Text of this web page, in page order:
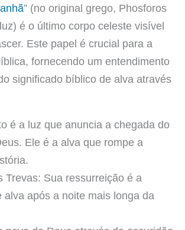
” (no original grego, Phosforos
é o último corpo celeste visível
Este papel é crucial para a
fornecendo um entendimento
significado bíblico de alva através
é a luz que anuncia a chegada do
Ele é a alva que rompe a
Trevas: Sua ressurreição é a
alva após a noite mais longa da